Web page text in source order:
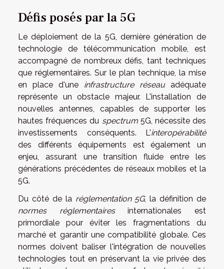
Défis posés par la 5G
Le déploiement de la 5G, dernière génération de
technologie de télécommunication mobile, est
accompagné de nombreux défis, tant techniques
que réglementaires. Sur le plan technique, la mise
en place d'une infrastructure réseauadéquate
représente un obstacle majeur. L'installation de
nouvelles antennes, capables de supporter les
hautes fréquences du spectrum5G, nécessite des
investissements conséquents. L'interopérabilité
des différents équipements est également un
enjeu, assurant une transition fluide entre les
générations précédentes de réseaux mobiles et la
5G.
Du côté de la réglementation 5G, la définition de
normes réglementairesinternationales est
primordiale pour éviter les fragmentations du
marché et garantir une compatibilité globale. Ces
normes doivent baliser l'intégration de nouvelles
technologies tout en préservant la vie privée des